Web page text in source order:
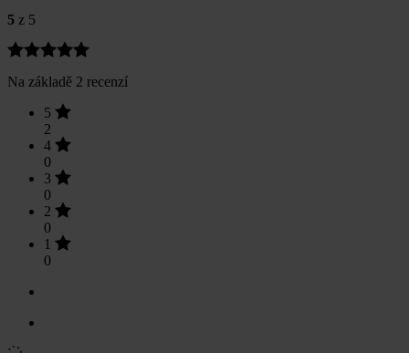
5 z 5
Na základě 2 recenzí
5
2
4
0
3
0
2
0
1
0